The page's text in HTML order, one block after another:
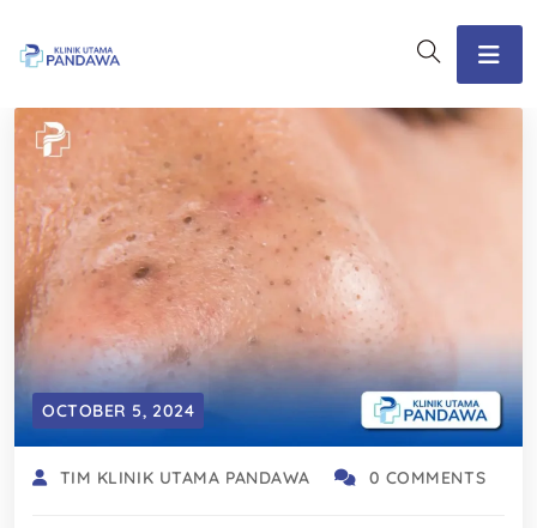
OCTOBER 5, 2024
TIM KLINIK UTAMA PANDAWA 0 COMMENTS